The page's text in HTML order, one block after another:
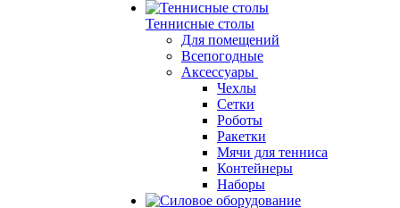
Теннисные столы
Для помещений
Всепогодные
Аксессуары
Чехлы
Сетки
Роботы
Ракетки
Мячи для тенниса
Контейнеры
Наборы